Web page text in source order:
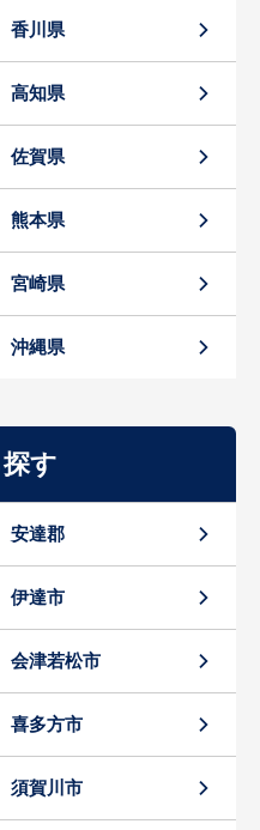
香川県
高知県
佐賀県
熊本県
宮崎県
沖縄県
す
安達郡
伊達市
会津若松市
喜多方市
須賀川市